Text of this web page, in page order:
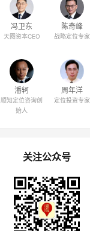
冯卫东
天图资本CEO
陈奇峰
战略定位专家
潘轲
顺知定位咨询创
始人
周年洋
定位投资专家
关注公众号